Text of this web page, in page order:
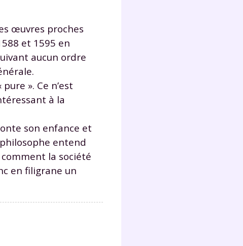
œuvres proches
et 1595 en
aucun ordre
». Ce n’est
à la
son enfance et
entend
la société
en filigrane un
?
!